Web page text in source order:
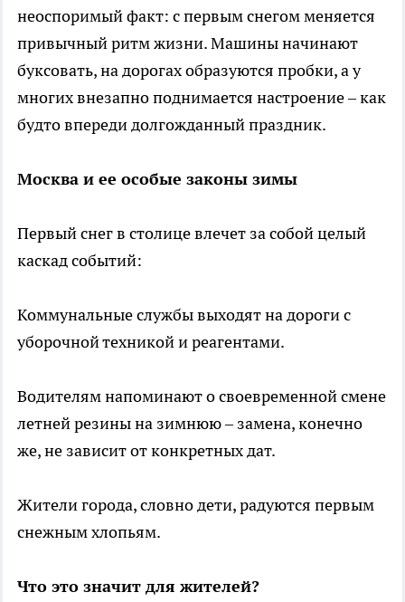
неоспоримый факт: с первым снегом меняется
привычный ритм жизни. Машины начинают
буксовать, на дорогах образуются пробки, а у
многих внезапно поднимается настроение – как
будто впереди долгожданный праздник.
Москва и ее особые законы зимы
Первый снег в столице влечет за собой целый
каскад событий:
Коммунальные службы выходят на дороги с
уборочной техникой и реагентами.
Водителям напоминают о своевременной смене
летней резины на зимнюю – замена, конечно
же, не зависит от конкретных дат.
Жители города, словно дети, радуются первым
снежным хлопьям.
Что это значит для жителей?